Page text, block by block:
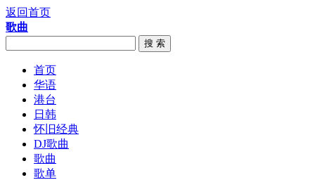
返回首页
歌曲
搜 索
首页
华语
港台
日韩
怀旧经典
DJ歌曲
歌曲
歌单